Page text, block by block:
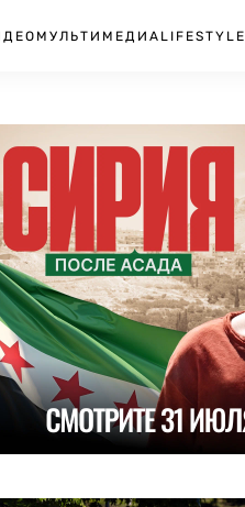
МУЛЬТИМЕДИА LIFESTYLE